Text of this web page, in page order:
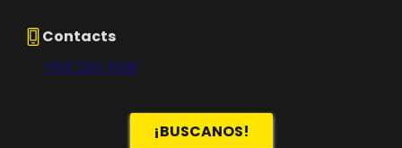
Contacts
+503 2201 3008
¡BUSCANOS!